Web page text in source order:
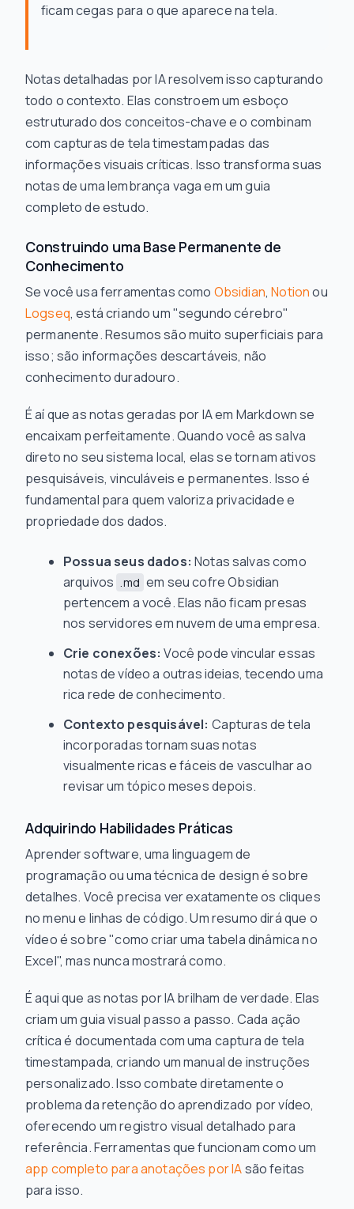
ficam cegas para o que aparece na tela.
Notas detalhadas por IA resolvem isso capturando
todo o contexto. Elas constroem um esboço
estruturado dos conceitos-chave e o combinam
com capturas de tela timestampadas das
informações visuais críticas. Isso transforma suas
notas de uma lembrança vaga em um guia
completo de estudo.
Construindo uma Base Permanente de
Conhecimento
Se você usa ferramentas como Obsidian,Notionou
Logseq, está criando um "segundo cérebro"
permanente. Resumos são muito superficiais para
isso; são informações descartáveis, não
conhecimento duradouro.
É aí que as notas geradas por IA em Markdown se
encaixam perfeitamente. Quando você as salva
direto no seu sistema local, elas se tornam ativos
pesquisáveis, vinculáveis e permanentes. Isso é
fundamental para quem valoriza privacidade e
propriedade dos dados.
Possua seus dados: Notas salvas como
arquivos .md em seu cofre Obsidian
pertencem a você. Elas não ficam presas
nos servidores em nuvem de uma empresa.
Crie conexões: Você pode vincular essas
notas de vídeo a outras ideias, tecendo uma
rica rede de conhecimento.
Contexto pesquisável: Capturas de tela
incorporadas tornam suas notas
visualmente ricas e fáceis de vasculhar ao
revisar um tópico meses depois.
Adquirindo Habilidades Práticas
Aprender software, uma linguagem de
programação ou uma técnica de design é sobre
detalhes. Você precisa ver exatamente os cliques
no menu e linhas de código. Um resumo dirá que o
vídeo é sobre "como criar uma tabela dinâmica no
Excel", mas nuncamostrará como.
É aqui que as notas por IA brilham de verdade. Elas
criam um guia visual passo a passo. Cada ação
crítica é documentada com uma captura de tela
timestampada, criando um manual de instruções
personalizado. Isso combate diretamente o
problema da retenção do aprendizado por vídeo,
oferecendo um registro visual detalhado para
referência. Ferramentas que funcionam como um
app completo para anotações por IAsão feitas
para isso.